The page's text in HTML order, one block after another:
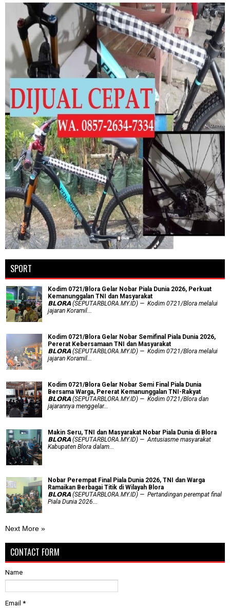
SPORT
Kodim 0721/Blora Gelar Nobar Piala Dunia 2026, Perkuat
Kemanunggalan TNI dan Masyarakat
𝗕𝗟𝗢𝗥𝗔 (SEPUTARBLORA.MY.ID) — Kodim 0721/Blora melalui
jajaran Koramil...
Kodim 0721/Blora Gelar Nobar Semifinal Piala Dunia 2026,
Pererat Kebersamaan TNI dan Masyarakat
𝗕𝗟𝗢𝗥𝗔 (SEPUTARBLORA.MY.ID) — Kodim 0721/Blora melalui
jajaran Koramil...
Kodim 0721/Blora Gelar Nobar Semi Final Piala Dunia
Bersama Warga, Pererat Kemanunggalan TNI-Rakyat
𝗕𝗟𝗢𝗥𝗔 (SEPUTARBLORA.MY.ID) — Kodim 0721/Blora dan
jajarannya menggelar...
Makin Seru, TNI dan Masyarakat Nobar Piala Dunia di Blora
𝗕𝗟𝗢𝗥𝗔 (SEPUTARBLORA.MY.ID) — Antusiasme masyarakat
Kabupaten Blora dalam...
Nobar Perempat Final Piala Dunia 2026, TNI dan Warga
Ramaikan Berbagai Titik di Wilayah Blora
𝗕𝗟𝗢𝗥𝗔 (SEPUTARBLORA.MY.ID) — Pertandingan perempat final
Piala Dunia 2026...
Next More »
CONTACT FORM
Name
Email *